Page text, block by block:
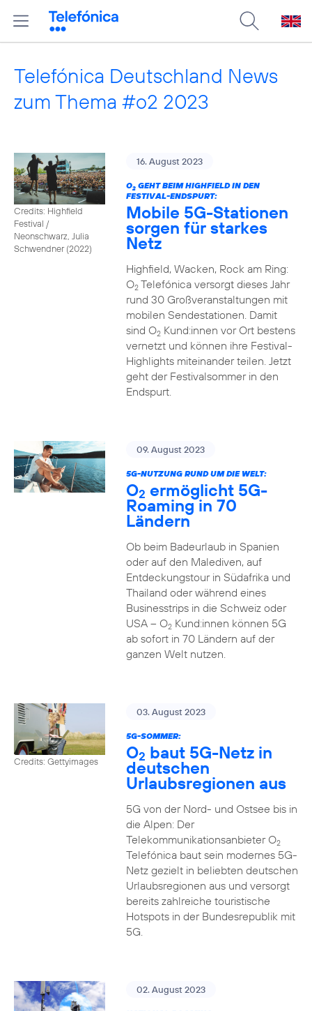
Telefónica Deutschland News
zum Thema #o2 2023
Credits: Highfield
Festival /
Neonschwarz, Julia
Schwendner (2022)
16. August 2023
O2GEHT BEIM HIGHFIELD IN DEN
FESTIVAL-ENDSPURT:
Mobile 5G-Stationen
sorgen für starkes
Netz
Highfield, Wacken, Rock am Ring:
O2Telefónica versorgt dieses Jahr
rund 30 Großveranstaltungen mit
mobilen Sendestationen. Damit
sind O2Kund:innen vor Ort bestens
vernetzt und können ihre Festival-
Highlights miteinander teilen. Jetzt
geht der Festivalsommer in den
Endspurt.
09. August 2023
5G-NUTZUNG RUND UM DIE WELT:
O2 ermöglicht 5G-
Roaming in 70
Ländern
Ob beim Badeurlaub in Spanien
oder auf den Malediven, auf
Entdeckungstour in Südafrika und
Thailand oder während eines
Businesstrips in die Schweiz oder
USA – O2Kund:innen können 5G
ab sofort in 70 Ländern auf der
ganzen Welt nutzen.
Credits: Gettyimages
03. August 2023
5G-SOMMER:
O2 baut 5G-Netz in
deutschen
Urlaubsregionen aus
5G von der Nord- und Ostsee bis in
die Alpen: Der
Telekommunikationsanbieter O2
Telefónica baut sein modernes 5G-
Netz gezielt in beliebten deutschen
Urlaubsregionen aus und versorgt
bereits zahlreiche touristische
Hotspots in der Bundesrepublik mit
5G.
02. August 2023